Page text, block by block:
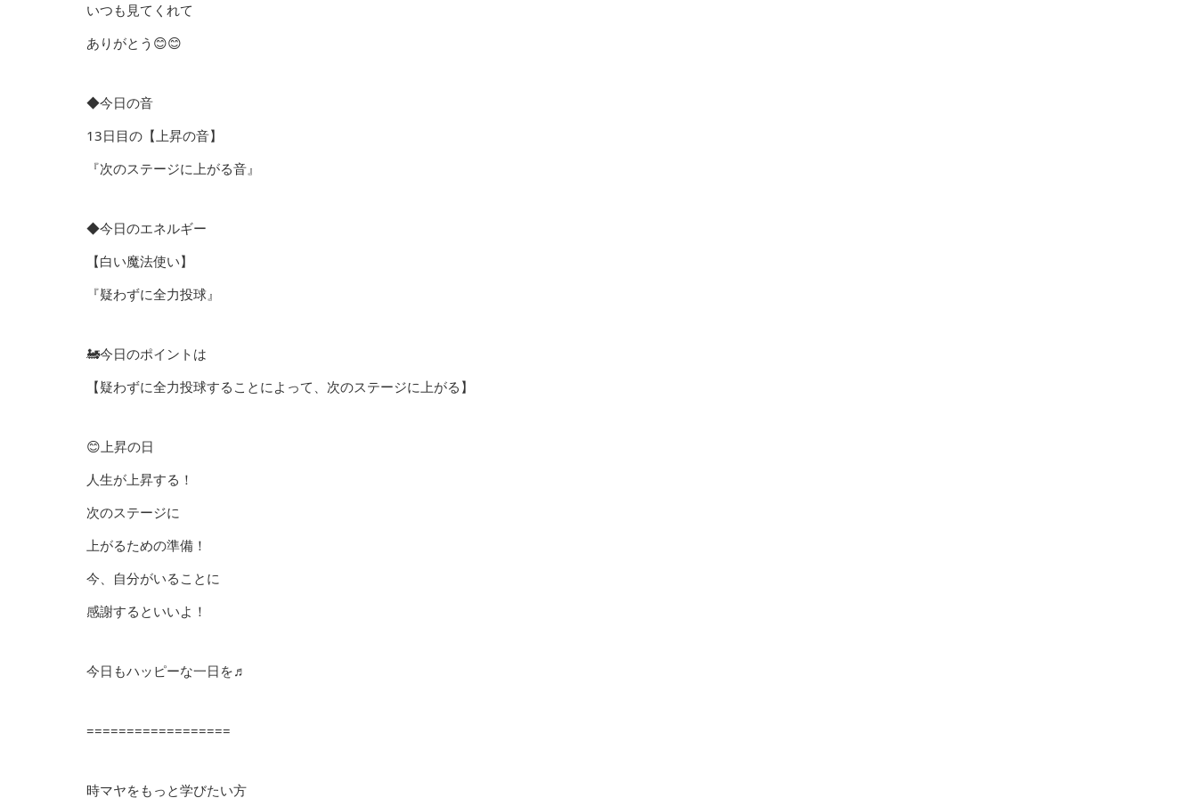
いつも見てくれて
ありがとう😊😊
◆今日の音
13日目の【上昇の音】
『次のステージに上がる音』
◆今日のエネルギー
【白い魔法使い】
『疑わずに全力投球』
🚂今日のポイントは
【疑わずに全力投球することによって、次のステージに上がる】
😊上昇の日
人生が上昇する！
次のステージに
上がるための準備！
今、自分がいることに
感謝するといいよ！
今日もハッピーな一日を♬
==================
時マヤをもっと学びたい方